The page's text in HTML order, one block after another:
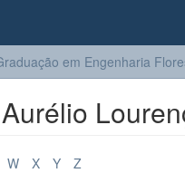
em Engenharia
W X Y Z